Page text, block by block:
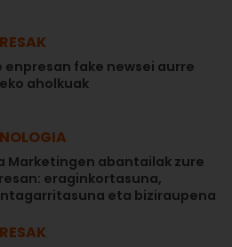
enpresan fake newsei aurre
aholkuak
Marketingen abantailak zure
eraginkortasuna,
eta biziraupena